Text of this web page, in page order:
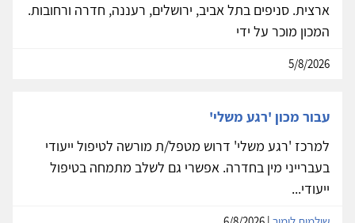
ארצית. סניפים בתל אביב, ירושלים, רעננה, חדרה ורחובות.
המכון מוכר על ידי
5/8/2026
עבור מכון 'רגע משלי'
למרכז 'רגע משלי' דרוש מטפל/ת מורשה לטיפול ייעודי
בעברייני מין בחדרה. אפשרי גם לשלב מתמחה בטיפול
ייעודי...